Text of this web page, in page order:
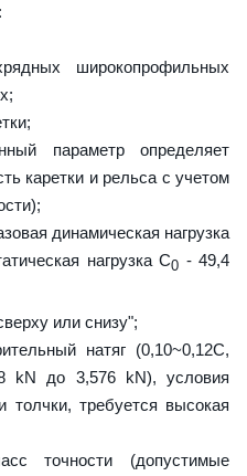
широкопрофильных
параметр определяет
каретки и рельса с учетом
динамическая нагрузка
нагрузка С0 - 49,4
или снизу";
натяг (0,10~0,12C,
kN до 3,576 kN), условия
толчки, требуется высокая
точности (допустимые